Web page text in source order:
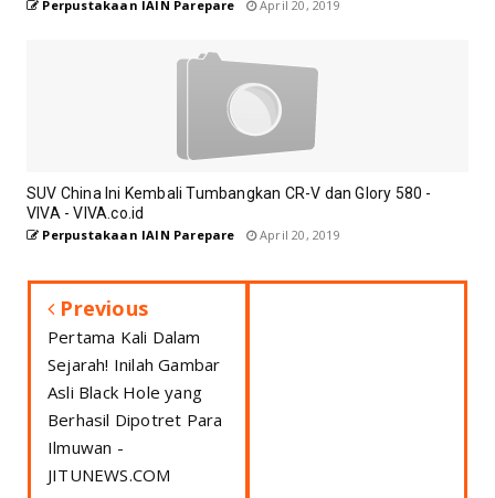
Perpustakaan IAIN Parepare April 20, 2019
SUV China Ini Kembali Tumbangkan CR-V dan Glory 580 -
VIVA - VIVA.co.id
Perpustakaan IAIN Parepare April 20, 2019
Previous
Pertama Kali Dalam
Sejarah! Inilah Gambar
Asli Black Hole yang
Berhasil Dipotret Para
Ilmuwan -
JITUNEWS.COM